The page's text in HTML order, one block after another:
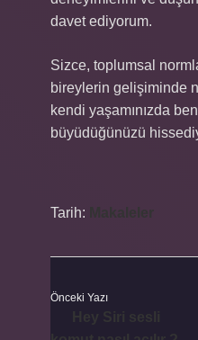
davet ediyorum.
Sizce, toplumsal
bireylerin gelişiminde
kendi yaşamınızda
büyüdüğünüzü
Tarih:
Önceki Yazı